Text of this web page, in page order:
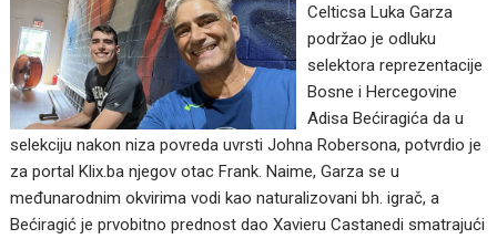
Celticsa Luka Garza
podržao je odluku
selektora reprezentacije
Bosne i Hercegovine
Adisa Bećiragića da u
selekciju nakon niza povreda uvrsti Johna Robersona, potvrdio je
za portal Klix.ba njegov otac Frank. Naime, Garza se u
međunarodnim okvirima vodi kao naturalizovani bh. igrač, a
Bećiragić je prvobitno prednost dao Xavieru Castanedi smatrajući